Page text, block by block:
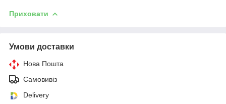
Приховати
Умови доставки
Нова Пошта
Самовивіз
Delivery